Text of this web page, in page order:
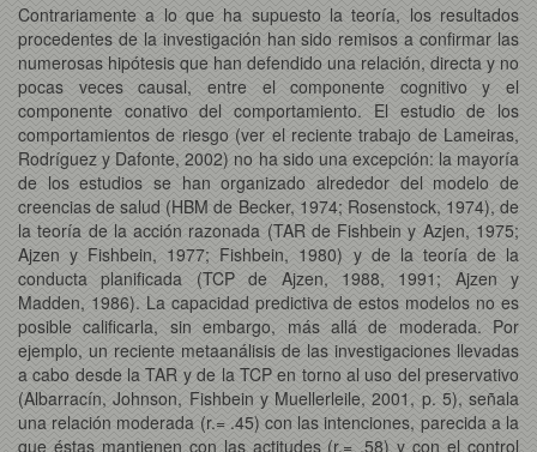
Contrariamente a lo que ha supuesto la teoría, los resultados
procedentes de la investigación han sido remisos a confirmar las
numerosas hipótesis que han defendido una relación, directa y no
pocas veces causal, entre el componente cognitivo y el
componente conativo del comportamiento. El estudio de los
comportamientos de riesgo (ver el reciente trabajo de Lameiras,
Rodríguez y Dafonte, 2002) no ha sido una excepción: la mayoría
de los estudios se han organizado alrededor del modelo de
creencias de salud (HBM de Becker, 1974; Rosenstock, 1974), de
la teoría de la acción razonada (TAR de Fishbein y Azjen, 1975;
Ajzen y Fishbein, 1977; Fishbein, 1980) y de la teoría de la
conducta planificada (TCP de Ajzen, 1988, 1991; Ajzen y
Madden, 1986). La capacidad predictiva de estos modelos no es
posible calificarla, sin embargo, más allá de moderada. Por
ejemplo, un reciente metaanálisis de las investigaciones llevadas
a cabo desde la TAR y de la TCP en torno al uso del preservativo
(Albarracín, Johnson, Fishbein y Muellerleile, 2001, p. 5), señala
una relación moderada (r.= .45) con las intenciones, parecida a la
que éstas mantienen con las actitudes (r.= .58) y con el control